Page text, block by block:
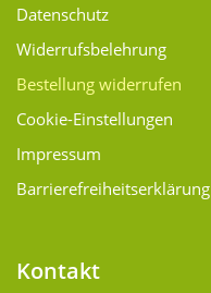
Datenschutz
Widerrufsbelehrung
Bestellung widerrufen
Cookie-Einstellungen
Impressum
Barrierefreiheitserklärung
Kontakt